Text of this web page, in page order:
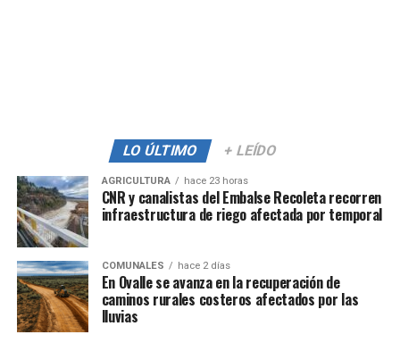
LO ÚLTIMO + LEÍDO
AGRICULTURA hace 23 horas
CNR y canalistas del Embalse Recoleta recorren
infraestructura de riego afectada por temporal
COMUNALES hace 2 días
En Ovalle se avanza en la recuperación de
caminos rurales costeros afectados por las
lluvias